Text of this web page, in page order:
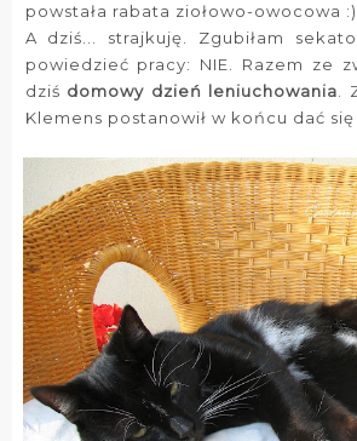
powstała rabata ziołowo-owocowa :)
A dziś... strajkuję. Zgubiłam
powiedzieć pracy: NIE. Razem ze
dziś domowy dzień leniuchowania .
Klemens postanowił w końcu dać